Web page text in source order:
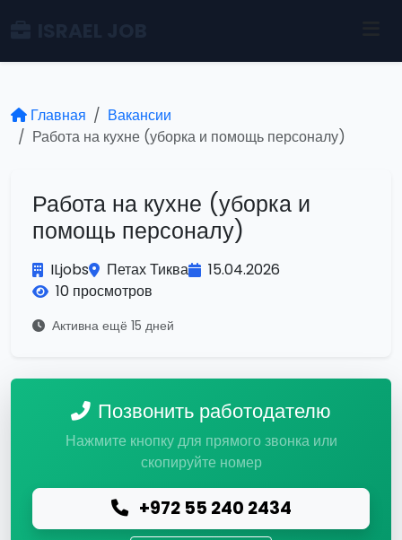
Главная
Вакансии
Работа на кухне (уборка и помощь персоналу)
Работа на кухне (уборка и
помощь персоналу)
ILjobs Петах Тиква
15.04.2026
10 просмотров
Активна ещё 15 дней
Позвонить работодателю
Нажмите кнопку для прямого звонка или
скопируйте номер
+972 55 240 2434